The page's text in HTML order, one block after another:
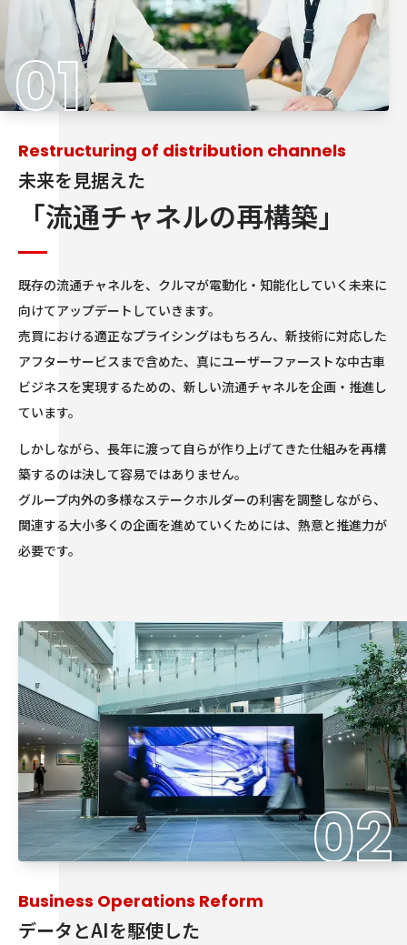
01
Restructuring of distribution channels
未来を​見据えた
「流通チャネルの再構築」
既存の流通チャネルを、クルマが電動化・知能化していく未来に
向けてアップデートしていきます。
売買における適正なプライシングはもちろん、新技術に対応した
アフターサービスまで含めた、真にユーザーファーストな中古車
ビジネスを実現するための、新しい流通チャネルを企画・推進し
ています。
しかしながら、長年に渡って自らが作り上げてきた仕組みを再構
築するのは決して容易ではありません。
グループ内外の多様なステークホルダーの利害を調整しながら、
関連する大小多くの企画を進めていくためには、熱意と推進力が
必要です。
02
Business Operations Reform
データと​AIを​駆使した